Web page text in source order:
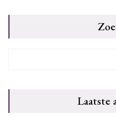
Laatste